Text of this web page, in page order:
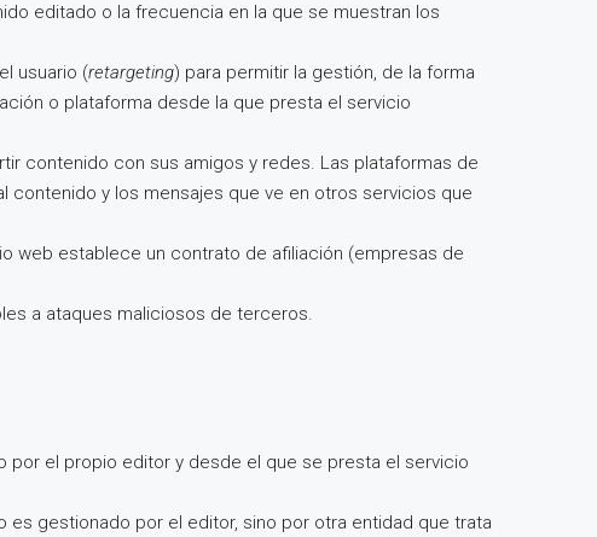
editado o la frecuencia en la que se muestran los
usuario (retargeting) para permitir la gestión, de la forma
o plataforma desde la que presta el servicio
contenido con sus amigos y redes. Las plataformas de
contenido y los mensajes que ve en otros servicios que
web establece un contrato de afiliación (empresas de
a ataques maliciosos de terceros.
por el propio editor y desde el que se presta el servicio
es gestionado por el editor, sino por otra entidad que trata